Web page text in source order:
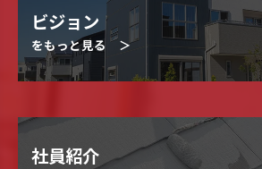
ビジョン
をもっと見る ＞
社員紹介